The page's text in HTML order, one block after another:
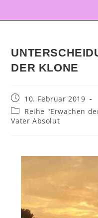
DER KLONE
10. Februar 2019
Reihe "Erwachen
Vater Absolut